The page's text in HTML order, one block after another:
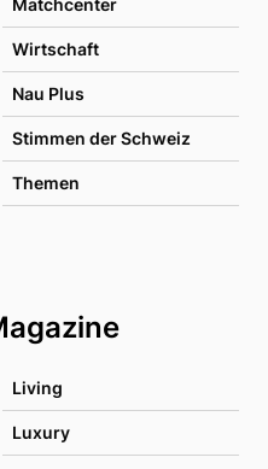
Matchcenter
Wirtschaft
Nau Plus
Stimmen der Schweiz
Themen
Living
Luxury